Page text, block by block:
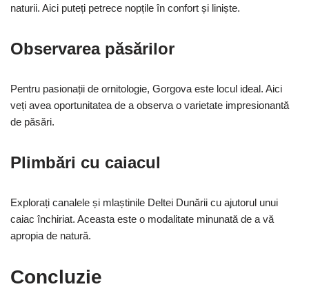
naturii. Aici puteți petrece nopțile în confort și liniște.
Observarea păsărilor
Pentru pasionații de ornitologie, Gorgova este locul ideal. Aici
veți avea oportunitatea de a observa o varietate impresionantă
de păsări.
Plimbări cu caiacul
Explorați canalele și mlaștinile Deltei Dunării cu ajutorul unui
caiac închiriat. Aceasta este o modalitate minunată de a vă
apropia de natură.
Concluzie